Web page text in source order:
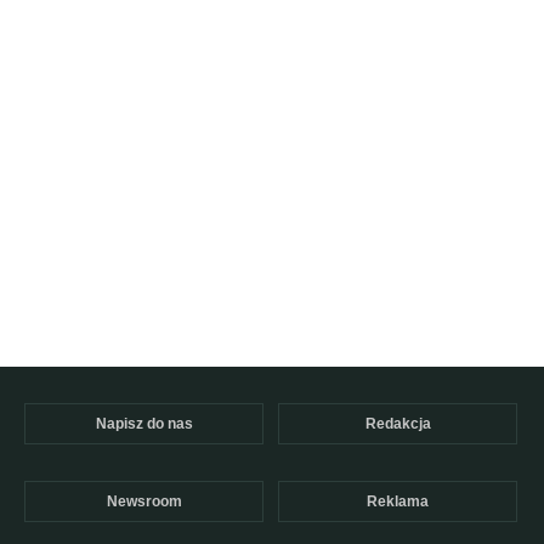
Napisz do nas Redakcja
Newsroom Reklama